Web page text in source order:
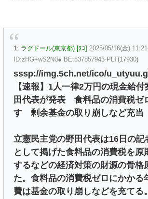
1: ラグドール(東京都) [ﾇｺ] 2025/05/16(金)
ID:zHG+wS2N0● BE:837857943-PLT(17930)
sssp://img.5ch.net/ico/
【速報】1人一律2万円の現金給
田代表が発表 食料品の消費税ゼ
す 剰余基金の取り崩しなど充当
立憲民主党の野田代表は16日の記
として掲げた食料品の消費税を原
するなどの経済対策の財源の骨格
た。食料品の消費税ゼロにかかる
費は基金の取り崩しなどを充てる